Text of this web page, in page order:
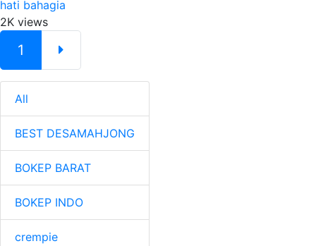
hati bahagia
2K views
1
All
BEST DESAMAHJONG
BOKEP BARAT
BOKEP INDO
crempie